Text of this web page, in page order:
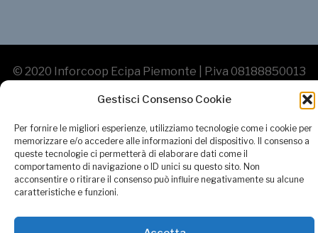
Gestisci Consenso Cookie
Per fornire le migliori esperienze, utilizziamo tecnologie come i cookie per
memorizzare e/o accedere alle informazioni del dispositivo. Il consenso a
queste tecnologie ci permetterà di elaborare dati come il
comportamento di navigazione o ID unici su questo sito. Non
acconsentire o ritirare il consenso può influire negativamente su alcune
caratteristiche e funzioni.
© 2020 Inforcoop Ecipa Piemonte | P.iva 08188850013
Cookies Policy| Created byGeDinfo Soc. Coop.